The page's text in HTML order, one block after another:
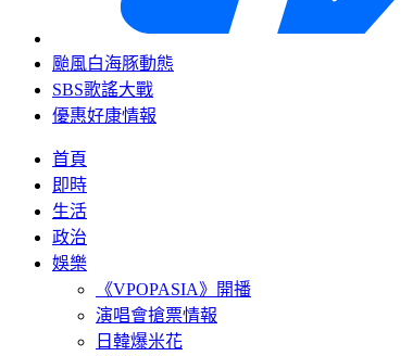
颱風白海豚動態
SBS歌謠大戰
優惠好康情報
首頁
即時
生活
政治
娛樂
《VPOPASIA》開播
演唱會搶票情報
日韓爆米花